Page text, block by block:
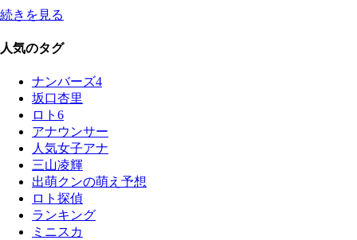
続きを見る
人気のタグ
ナンバーズ4
坂口杏里
ロト6
アナウンサー
人気女子アナ
三山凌輝
出萌クンの萌え予想
ロト探偵
ランキング
ミニスカ